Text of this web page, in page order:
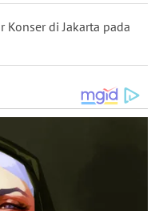
Konser di Jakarta pada